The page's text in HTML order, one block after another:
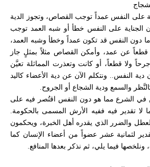
على النفس عمداً توجب القصاص، وتجوز الدية
الجناية على النفس خطأ أو شبه العمد توجب
ما دون النفس قد تكون عمداً وخطأ وشبه العمد،
قطعاً عن عمد، وأمكن القصاص مثلاً بمثلٍ جاز
ولا قطعاً، أو كانت وتعذرت المماثلة تعيَّن
دية النفس.. ونتكلم الآن عن دية الأعضاء كاليد
والسمع ودية الشجاع أو الجروح.
في الشرع مما هو دون النفس اقتُصر فيه على
لا تقدير فيه ففيه الأرش المسمى بالحكومة.
والضرر الذي يقدره أهل الخبرة، ويحكمون
لثمانية عشر عضواً من أعضاء الإنسان كما
فيما يلي، ثم نذكر بعدها المنافع.